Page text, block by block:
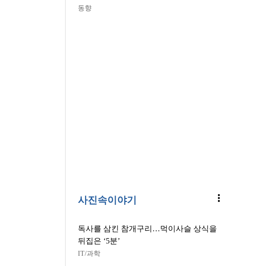
동향
사진속이야기 more_vert
독사를 삼킨 참개구리…먹이사슬 상식을
뒤집은 ‘5분’
IT/과학